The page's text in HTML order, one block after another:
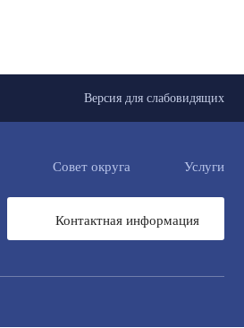
Версия для слабовидящих
Совет округа Услуги
Контактная информация